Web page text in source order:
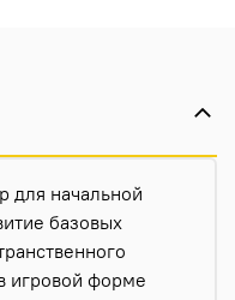
для начальной
базовых
игровой форме